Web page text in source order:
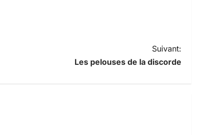
Suivant:
Les pelouses de la discorde